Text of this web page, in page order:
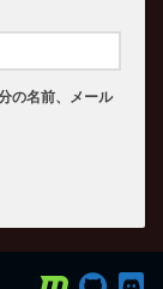
の名前、メール